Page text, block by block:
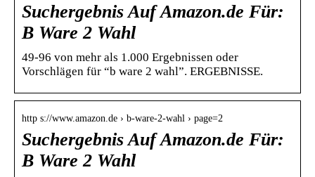
Suchergebnis Auf Amazon.de Für:
B Ware 2 Wahl
49-96 von mehr als 1.000 Ergebnissen oder
Vorschlägen für “b ware 2 wahl”. ERGEBNISSE.
http s://www.amazon.de › b-ware-2-wahl › page=2
Suchergebnis Auf Amazon.de Für:
B Ware 2 Wahl